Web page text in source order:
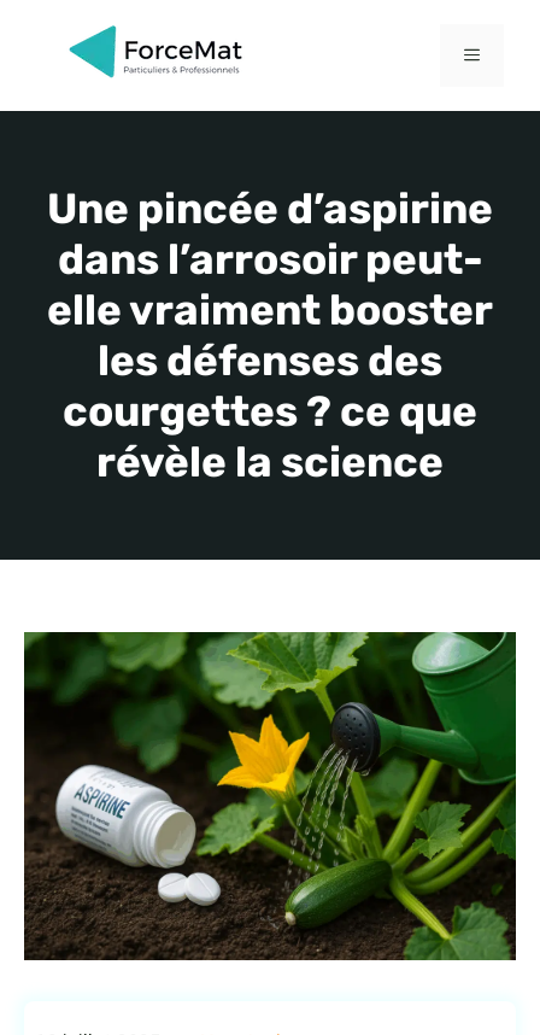
MENU
Une pincée d’aspirine
dans l’arrosoir peut-
elle vraiment booster
les défenses des
courgettes ? ce que
révèle la science